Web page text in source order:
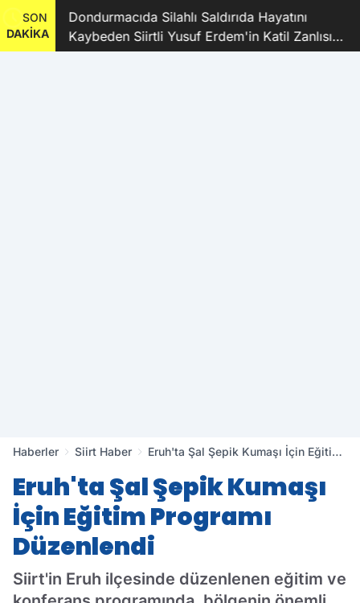
SON
DAKİKA
Dondurmacıda Silahlı Saldırıda Hayatını
Kaybeden Siirtli Yusuf Erdem'in Katil Zanlısı
ve 9 Şüpheli Tutuklandı
Haberler Siirt Haber
Eruh'ta Şal Şepik Kumaşı İçin Eğitim
Eruh'ta Şal Şepik Kumaşı
İçin Eğitim Programı
Düzenlendi
Siirt'in Eruh ilçesinde düzenlenen eğitim ve